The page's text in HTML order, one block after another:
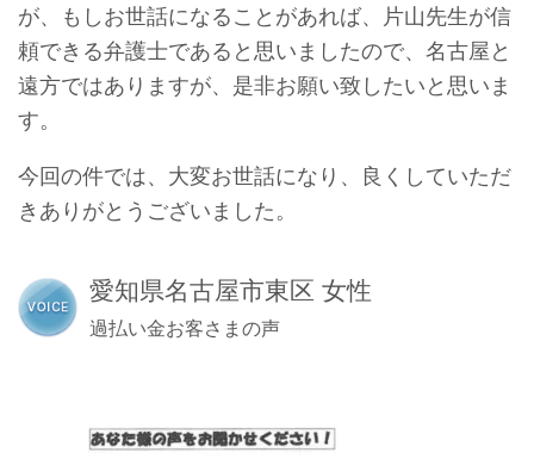
が、もしお世話になることがあれば、片山先生が信
頼できる弁護士であると思いましたので、名古屋と
遠方ではありますが、是非お願い致したいと思いま
す。
今回の件では、大変お世話になり、良くしていただ
きありがとうございました。
愛知県名古屋市東区 女性
過払い金お客さまの声